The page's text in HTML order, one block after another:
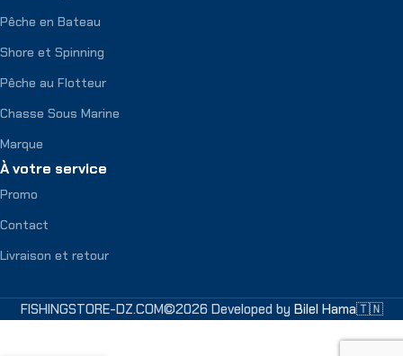
Pêche en Bateau
Shore et Spinning
Pêche au Flotteur
Chasse Sous Marine
Marque
À votre service
Promo
Contact
Livraison et retour
FISHINGSTORE-DZ.COM©2026 Developed by Bilel Hama🇹🇳